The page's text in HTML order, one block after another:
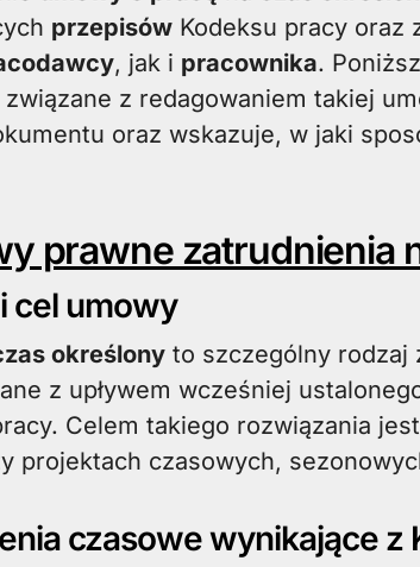
przepisów Kodeksu pracy oraz
, jak i pracownika.
związane z redagowaniem takiej
oraz wskazuje, w jaki
prawne zatrudnienia
cel umowy
określony to szczególny rodzaj
z upływem wcześniej
Celem takiego rozwiązania
projektach czasowych,
czasowe wynikające z